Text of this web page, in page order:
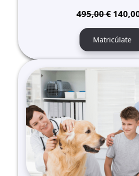
495,00€ El
precio
era:
Matricúlate